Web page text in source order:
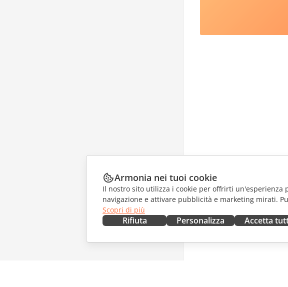
Armonia nei tuoi cookie
Il nostro sito utilizza i cookie per offrirti un'esperienza
navigazione e attivare pubblicità e marketing mirati.
Scopri di più
Rifiuta Personalizza Accetta